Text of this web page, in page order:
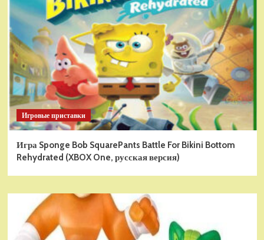
Игровые приставки
Игра Sponge Bob SquarePants Battle For Bikini Bottom
Rehydrated (XBOX One, русская версия)